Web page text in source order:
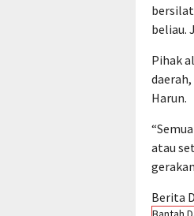
beliau.
Pihak
Harun.
atau
Berita